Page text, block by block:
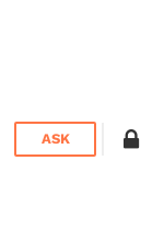
ASK